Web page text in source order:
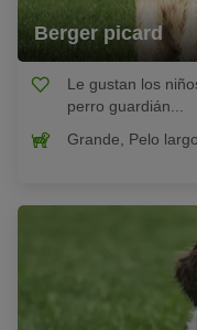
Berger picard
Le gustan los
perro guardián...
Grande, Pelo